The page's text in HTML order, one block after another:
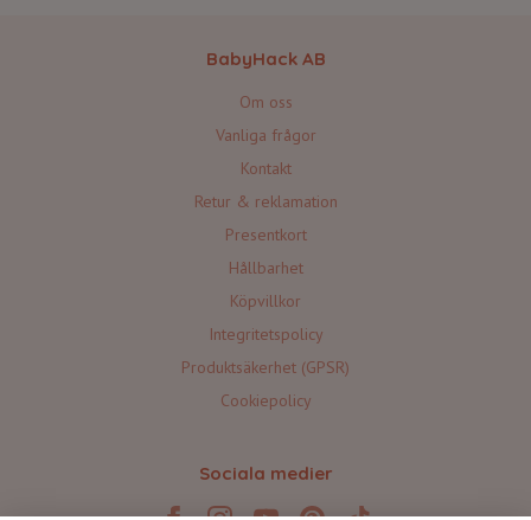
BabyHack AB
Om oss
Vanliga frågor
Kontakt
Retur & reklamation
Presentkort
Hållbarhet
Köpvillkor
Integritetspolicy
Produktsäkerhet (GPSR)
Cookiepolicy
Sociala medier